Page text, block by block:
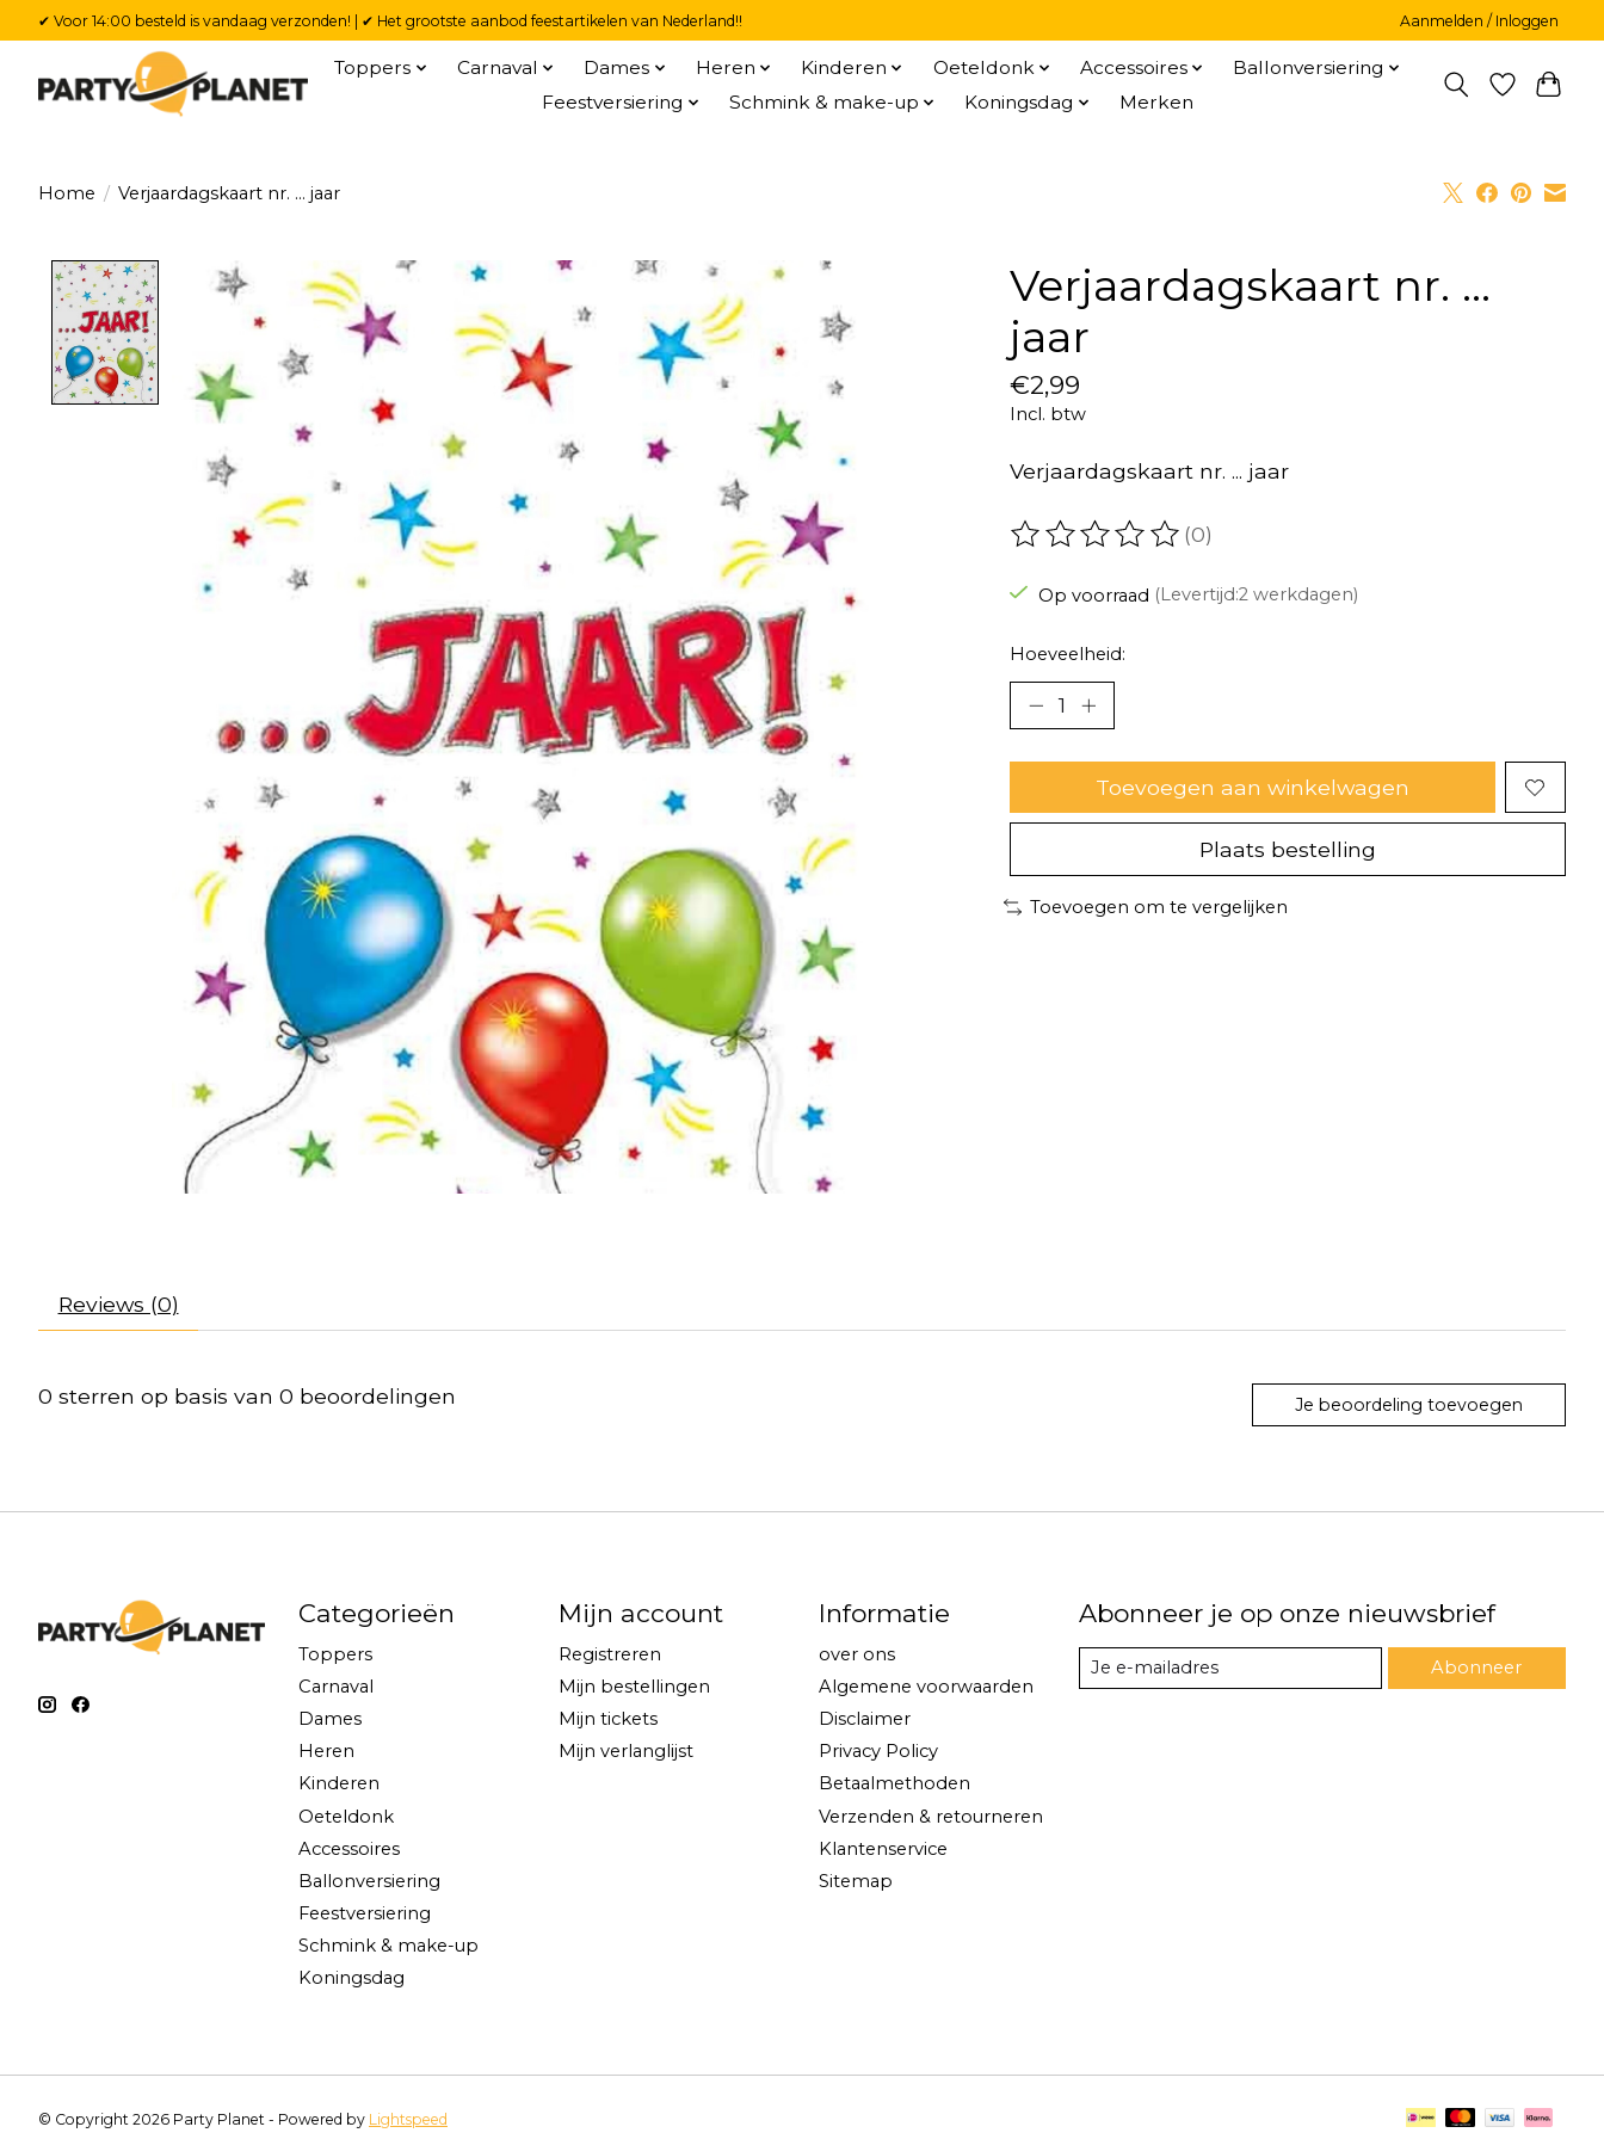
✔ Voor 14:00 besteld is vandaag verzonden! | ✔ Het grootste aanbod feestartikelen van Nederland!! Aanmelden / Inloggen
Toppers Carnaval Dames Heren Kinderen Oeteldonk Accessoires
Ballonversiering
Feestversiering
Schmink & make-up Koningsdag Merken
Home / Verjaardagskaart nr. ... jaar
Product image slideshow Items
Verjaardagskaart nr. ...
jaar
€2,99
Incl. btw
Verjaardagskaart nr. ... jaar
De beoordeling van dit product is
(0)
Op voorraad (Levertijd:2 werkdagen)
Hoeveelheid:
Toevoegen aan winkelwagen
Plaats bestelling
Toevoegen om te vergelijken
Reviews (0)
0 sterren op basis van 0 beoordelingen Je beoordeling toevoegen
Categorieën
Toppers
Carnaval
Dames
Heren
Kinderen
Oeteldonk
Accessoires
Ballonversiering
Feestversiering
Schmink & make-up
Koningsdag
Mijn account
Registreren
Mijn bestellingen
Mijn tickets
Mijn verlanglijst
Informatie
over ons
Algemene voorwaarden
Disclaimer
Privacy Policy
Betaalmethoden
Verzenden & retourneren
Klantenservice
Sitemap
Abonneer je op onze nieuwsbrief
Abonneer
© Copyright 2026 Party Planet - Powered by Lightspeed